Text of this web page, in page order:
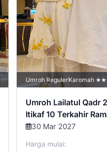
Umroh RegulerKaromah
Umroh Lailatul Qadr
Itikaf 10 Terkahir
Tanah Suci
30 Mar 2027
Harga mulai: